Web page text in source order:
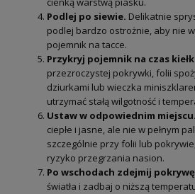
Podlej po siewie. Delikatnie
podlej bardzo ostrożnie, aby nie
pojemnik na tacce.
Przykryj pojemnik na czas
przezroczystej pokrywki, folii
dziurkami lub wieczka
utrzymać stałą wilgotność i
Ustaw w odpowiednim miejscu.
ciepłe i jasne, ale nie w pełnym
szczególnie przy folii lub
ryzyko przegrzania nasion.
Po wschodach zdejmij
światła i zadbaj o niższą